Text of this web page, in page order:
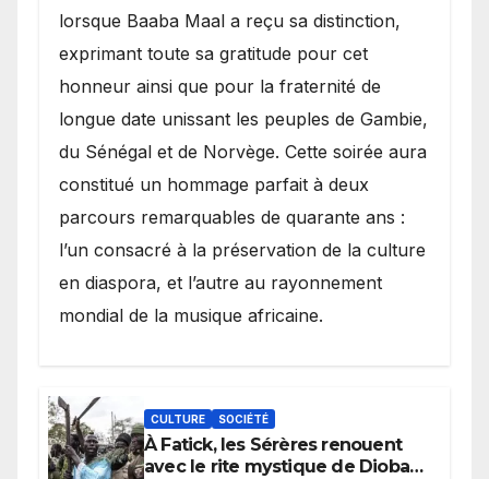
lorsque Baaba Maal a reçu sa distinction,
exprimant toute sa gratitude pour cet
honneur ainsi que pour la fraternité de
longue date unissant les peuples de Gambie,
du Sénégal et de Norvège. Cette soirée aura
constitué un hommage parfait à deux
parcours remarquables de quarante ans :
l’un consacré à la préservation de la culture
en diaspora, et l’autre au rayonnement
mondial de la musique africaine.
CULTURE SOCIÉTÉ
À Fatick, les Sérères renouent
avec le rite mystique de Diobaye